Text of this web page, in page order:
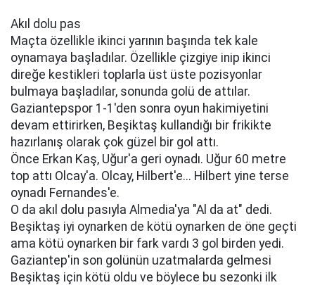
Akıl dolu pas
Maçta özellikle ikinci yarının başında tek kale
oynamaya başladılar. Özellikle çizgiye inip ikinci
direğe kestikleri toplarla üst üste pozisyonlar
bulmaya başladılar, sonunda golü de attılar.
Gaziantepspor 1-1'den sonra oyun hakimiyetini
devam ettirirken, Beşiktaş kullandığı bir frikikte
hazırlanış olarak çok güzel bir gol attı.
Önce Erkan Kaş, Uğur'a geri oynadı. Uğur 60 metre
top attı Olcay'a. Olcay, Hilbert'e... Hilbert yine terse
oynadı Fernandes'e.
O da akıl dolu pasıyla Almedia'ya "Al da at" dedi.
Beşiktaş iyi oynarken de kötü oynarken de öne geçti
ama kötü oynarken bir fark vardı 3 gol birden yedi.
Gaziantep'in son golünün uzatmalarda gelmesi
Beşiktaş için kötü oldu ve böylece bu sezonki ilk